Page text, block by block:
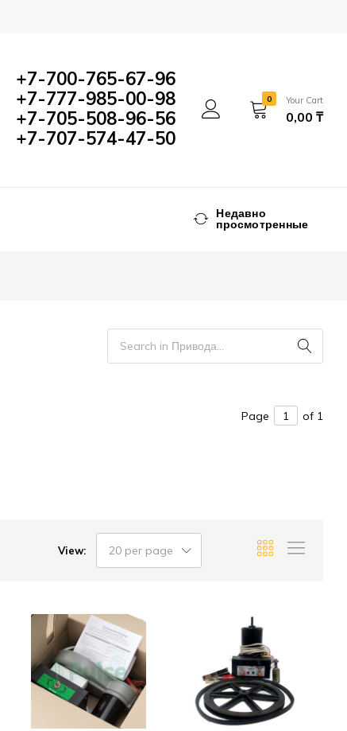
+7-700-765-67-96
+7-777-985-00-98
+7-705-508-96-56
+7-707-574-47-50
0 Your Cart
0,00 ₸
Недавно
просмотренные
Page of 1
View: 20 per page